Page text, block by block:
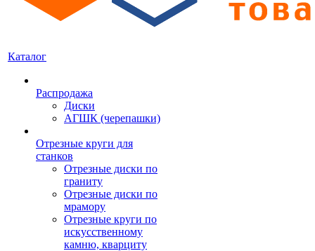
Каталог
Распродажа
Диски
АГШК (черепашки)
Отрезные круги для
станков
Отрезные диски по
граниту
Отрезные диски по
мрамору
Отрезные круги по
искусственному
камню, кварциту